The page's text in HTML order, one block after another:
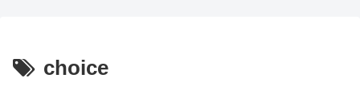
choice